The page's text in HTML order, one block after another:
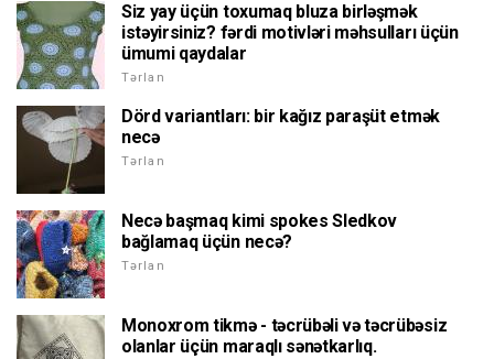
Siz yay üçün toxumaq bluza birləşmək
istəyirsiniz? fərdi motivləri məhsulları üçün
ümumi qaydalar
Tərlan
Dörd variantları: bir kağız paraşüt etmək
necə
Tərlan
Necə başmaq kimi spokes Sledkov
bağlamaq üçün necə?
Tərlan
Monoxrom tikmə - təcrübəli və təcrübəsiz
olanlar üçün maraqlı sənətkarlıq.